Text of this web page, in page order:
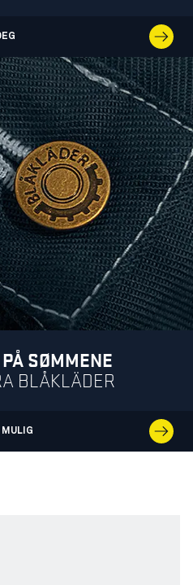
SØMMENE
BLÅKLÄDER